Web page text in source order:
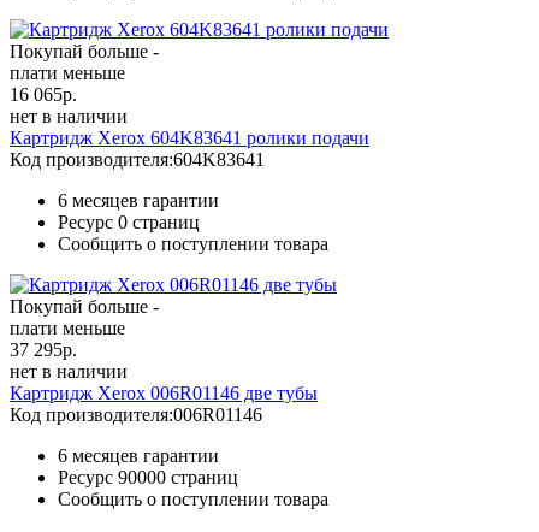
Покупай больше -
плати меньше
16 065р.
нет в наличии
Картридж Xerox 604K83641 ролики подачи
Код производителя:604K83641
6 месяцев гарантии
Ресурс 0 страниц
Сообщить о поступлении товара
Покупай больше -
плати меньше
37 295р.
нет в наличии
Картридж Xerox 006R01146 две тубы
Код производителя:006R01146
6 месяцев гарантии
Ресурс 90000 страниц
Сообщить о поступлении товара